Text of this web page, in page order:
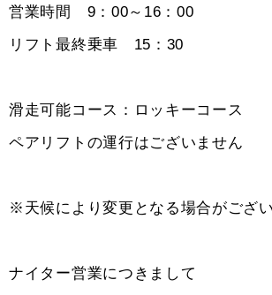
営業時間 9：00～16：00
リフト最終乗車 15：30
滑走可能コース：ロッキーコース
ペアリフトの運行はございません
※天候により変更となる場合がござ
ナイター営業につきまして